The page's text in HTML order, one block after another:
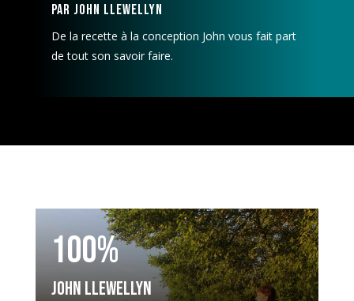
Par John Llewellyn
De la recette à la conception John vous fait part
de tout son savoir faire.
100%
John Llewellyn